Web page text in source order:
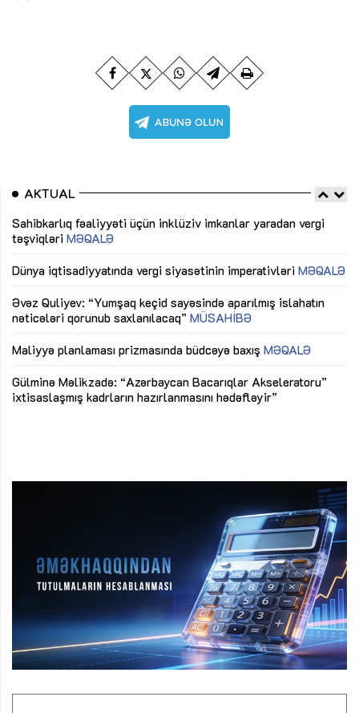
AKTUAL
Sahibkarlıq fəaliyyəti üçün inklüziv imkanlar yaradan vergi
təşviqləri MƏQALƏ
Dünya iqtisadiyyatında vergi siyasətinin imperativləri MƏQALƏ
Əvəz Quliyev: “Yumşaq keçid sayəsində aparılmış islahatın
nəticələri qorunub saxlanılacaq” MÜSAHİBƏ
Maliyyə planlaması prizmasında büdcəyə baxış MƏQALƏ
Gülminə Məlikzadə: “Azərbaycan Bacarıqlar Akseleratoru”
ixtisaslaşmış kadrların hazırlanmasını hədəfləyir”